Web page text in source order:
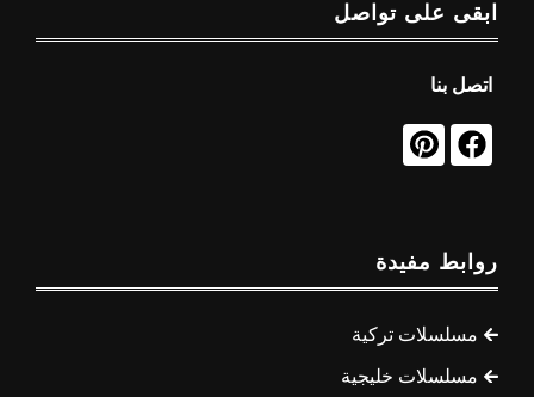
ابقى على تواصل
اتصل بنا
روابط مفيدة
مسلسلات تركية
مسلسلات خليجية